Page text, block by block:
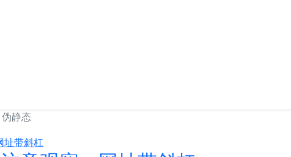
伪静态